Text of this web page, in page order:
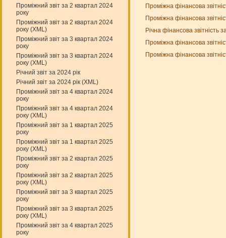
Проміжний звіт за 2 квартал 2024
року
Проміжний звіт за 2 квартал 2024
року (XML)
Проміжний звіт за 3 квартал 2024
року
Проміжний звіт за 3 квартал 2024
року (XML)
Річний звіт за 2024 рік
Річний звіт за 2024 рік (XML)
Проміжний звіт за 4 квартал 2024
року
Проміжний звіт за 4 квартал 2024
року (XML)
Проміжний звіт за 1 квартал 2025
року
Проміжний звіт за 1 квартал 2025
року (XML)
Проміжний звіт за 2 квартал 2025
року
Проміжний звіт за 2 квартал 2025
року (XML)
Проміжний звіт за 3 квартал 2025
року
Проміжний звіт за 3 квартал 2025
року (XML)
Проміжний звіт за 4 квартал 2025
року
Проміжна фінансова
Проміжна фінансова
Річна фінансова
Проміжна фінансова
Проміжна фінансова